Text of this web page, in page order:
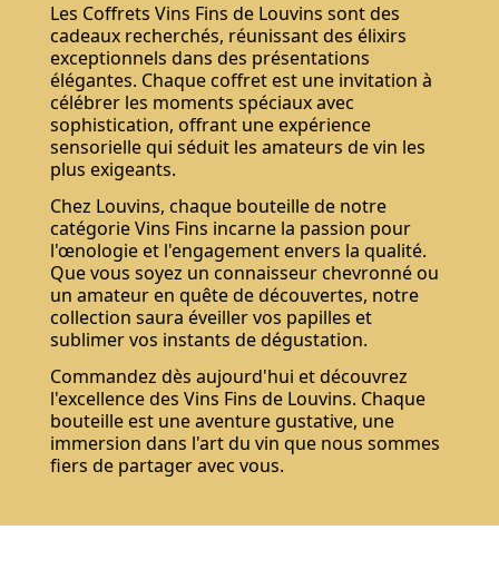
Les Coffrets Vins Fins de Louvins sont des
cadeaux recherchés, réunissant des élixirs
exceptionnels dans des présentations
élégantes. Chaque coffret est une invitation à
célébrer les moments spéciaux avec
sophistication, offrant une expérience
sensorielle qui séduit les amateurs de vin les
plus exigeants.
Chez Louvins, chaque bouteille de notre
catégorie Vins Fins incarne la passion pour
l'œnologie et l'engagement envers la qualité.
Que vous soyez un connaisseur chevronné ou
un amateur en quête de découvertes, notre
collection saura éveiller vos papilles et
sublimer vos instants de dégustation.
Commandez dès aujourd'hui et découvrez
l'excellence des Vins Fins de Louvins. Chaque
bouteille est une aventure gustative, une
immersion dans l'art du vin que nous sommes
fiers de partager avec vous.